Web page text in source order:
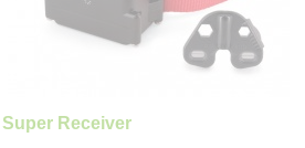
Super Receiver